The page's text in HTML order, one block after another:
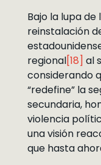
Bajo la lupa de
reinstalación
regional[18] al
considerando
“redefine” la
secundaria,
violencia
una visión
que hasta